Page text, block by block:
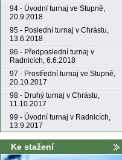
94 - Úvodní turnaj ve Stupně,
20.9.2018
95 - Poslední turnaj v Chrástu,
13.6.2018
96 - Předposlední turnaj v
Radnicích, 6.6.2018
97 - Prostřední turnaj ve Stupně,
20.10.2017
98 - Druhý turnaj v Chrástu,
11.10.2017
99 - Úvodní turnaj v Radnicích,
13.9.2017
Ke stažení